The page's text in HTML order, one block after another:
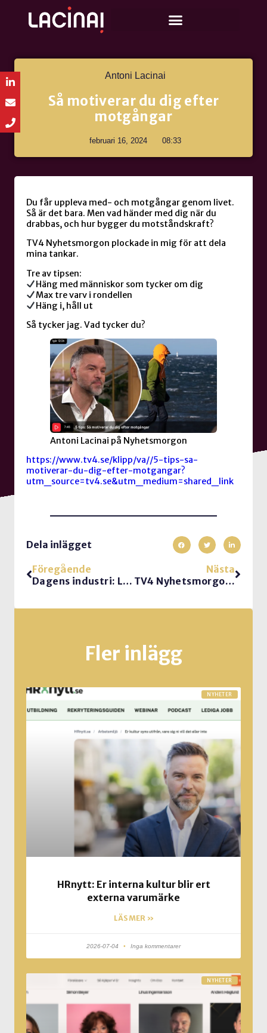
Antoni Lacinai
Så motiverar du dig efter
motgångar
februari 16, 2024 08:33
Du får uppleva med- och motgångar genom livet.
Så är det bara. Men vad händer med dig när du
drabbas, och hur bygger du motståndskraft?
TV4 Nyhetsmorgon plockade in mig för att dela
mina tankar.
Tre av tipsen:
Häng med människor som tycker om dig
Max tre varv i rondellen
Häng i, håll ut
Så tycker jag. Vad tycker du?
Antoni Lacinai på Nyhetsmorgon
https://www.tv4.se/klipp/va//5-tips-sa-
motiverar-du-dig-efter-motgangar?
utm_source=tv4.se&utm_medium=shared_link
Dela inlägget
Föregående
Dagens industri: Låt inte cheferna bränna ut sig
Nästa
TV4 Nyhetsmorgon: Så motiverar du dig efter motgångar.
Fler inlägg
NYHETER
HRnytt: Er interna kultur blir ert
externa varumärke
LÄS MER »
2026-07-04 Inga kommentarer
NYHETER